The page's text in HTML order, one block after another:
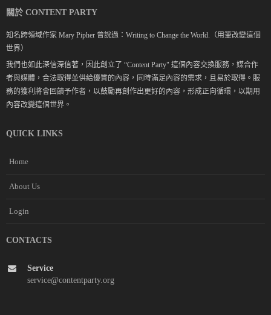
關於 CONTENT PARTY
知名跨領域作家 Mary Pipher 曾說過：Writing to Change the World.（用筆改變這個
世界）
我們也如此深信深信著，因此創立了 “Content Party" 這個內容交換服務，媒合作
者與媒體，合法取得並供給優質的內容，同時滿足內容的需求，且易於取得。服
務的獲利將會回饋予作者，以鼓勵再創作出更好的內容，形成正向循環，以期用
內容改變這個世界。
QUICK LINKS
Home
About Us
Login
CONTACTS
Service
service@contentparty.org